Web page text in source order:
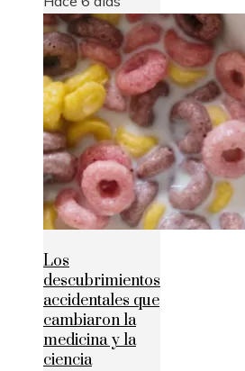
Los
descubrimientos
accidentales que
cambiaron la
medicina y la
ciencia